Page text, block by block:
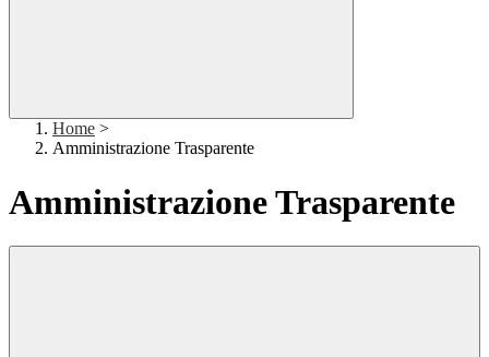
Home >
Amministrazione Trasparente
Amministrazione Trasparente